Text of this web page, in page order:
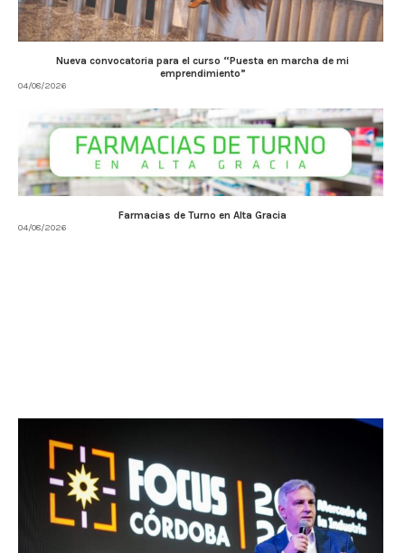
Nueva convocatoria para el curso “Puesta en marcha de mi
emprendimiento”
04/08/2026
Farmacias de Turno en Alta Gracia
04/08/2026